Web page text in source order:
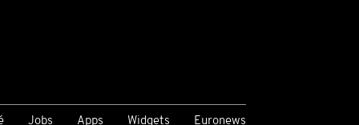
Jobs Apps Widgets Euronews